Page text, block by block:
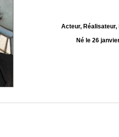
Acteur,
Né le 26